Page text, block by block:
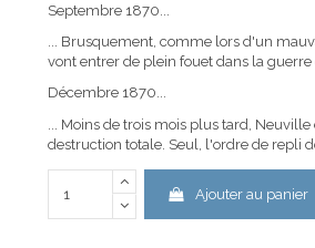
Septembre 1870...
... Brusquement, comme lors d'un
vont entrer de plein fouet dans la
Décembre 1870...
... Moins de trois mois plus tard,
destruction totale. Seul, l'ordre de repli
Ajouter au panier